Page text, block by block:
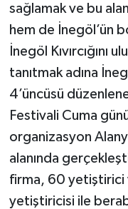
sağlamak ve bu
hem de İnegöl’ün
İnegöl Kıvırcığını
tanıtmak adına
4’üncüsü
Festivali Cuma
organizasyon
alanında
firma, 60 yetiştirici
yetiştiricisi ile